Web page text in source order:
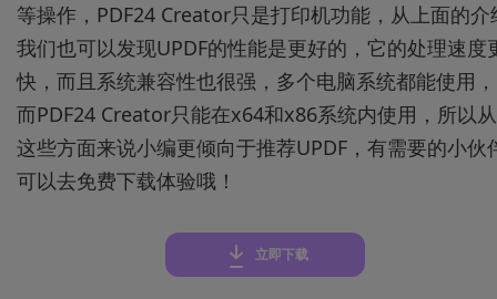
等操作，PDF24 Creator只是打印机功能，从上面的介
我们也可以发现UPDF的性能是更好的，它的处理速度
快，而且系统兼容性也很强，多个电脑系统都能使用，
而PDF24 Creator只能在x64和x86系统内使用，所以从
这些方面来说小编更倾向于推荐UPDF，有需要的小伙
可以去免费下载体验哦！
立即下载